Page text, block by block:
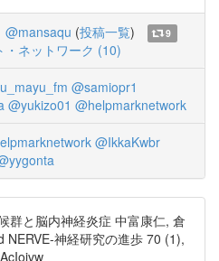
@mansaqu (投稿一覧)
9
・ネットワーク (10)
@samiopr1
@yukizo01 @helpmarknetwork
@IkkaKwbr
群と脳内神経炎症 中富康仁, 倉
NERVE-神経研究の進歩 70 (1),